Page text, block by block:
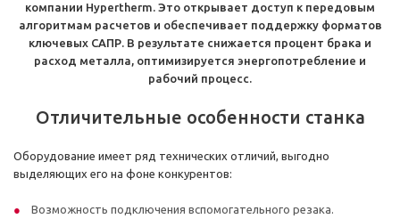
компании Hypertherm. Это открывает доступ к передовым
алгоритмам расчетов и обеспечивает поддержку форматов
ключевых САПР. В результате снижается процент брака и
расход металла, оптимизируется энергопотребление и
рабочий процесс.
Отличительные особенности станка
Оборудование имеет ряд технических отличий, выгодно
выделяющих его на фоне конкурентов:
Возможность подключения вспомогательного резака.